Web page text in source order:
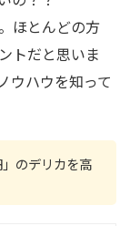
ほとんどの方
トだと思いま
ウハウを知って
のデリカを高